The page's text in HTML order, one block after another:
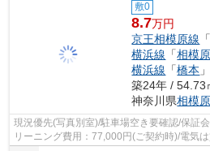
敷0
8.7万円
京王相模原線 「
横浜線 「相模原
横浜線 「橋本
築24年 / 54.73
神奈川県相模
現況優先(写真別室)/駐車場空き要確認/保証
リーニング費用：77,000円(ご契約時)/電気